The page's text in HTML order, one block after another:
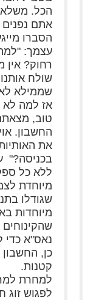
הכל.
אתם
הסברו
עצמך:
רחוק? אין
שולח
שממילא
אז למה לא
טוב,
החשבון.
את
בכניסה?"
ללא כל
מיוחדת
שגודלו
מיוחדות
שהקינוחים
נאס"א כדי
כן,
קטנות.
למחרת
לפגוש זוג